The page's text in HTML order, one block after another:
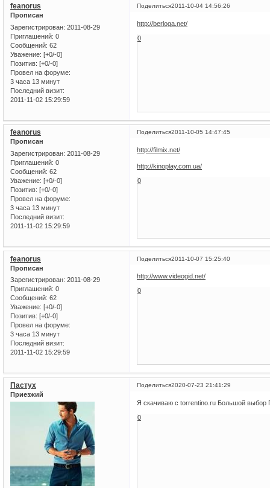
Поделиться2011-10-04 14:56:26
feanorus
Прописан
Зарегистрирован: 2011-08-29
Приглашений: 0
Сообщений: 62
Уважение: [+0/-0]
Позитив: [+0/-0]
Провел на форуме:
3 часа 13 минут
Последний визит:
2011-11-02 15:29:59
http://berloga.net/
0
Поделиться2011-10-05 14:47:45
feanorus
Прописан
Зарегистрирован: 2011-08-29
Приглашений: 0
Сообщений: 62
Уважение: [+0/-0]
Позитив: [+0/-0]
Провел на форуме:
3 часа 13 минут
Последний визит:
2011-11-02 15:29:59
http://filmix.net/
http://kinoplay.com.ua/
0
Поделиться2011-10-07 15:25:40
feanorus
Прописан
Зарегистрирован: 2011-08-29
Приглашений: 0
Сообщений: 62
Уважение: [+0/-0]
Позитив: [+0/-0]
Провел на форуме:
3 часа 13 минут
Последний визит:
2011-11-02 15:29:59
http://www.videogid.net/
0
Поделиться2020-07-23 21:41:29
Пастух
Приезжий
Я скачиваю c torrentino.ru Большой выбор
0